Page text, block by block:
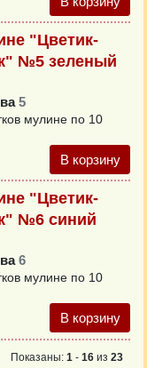
"Цветик-
№5 зеленый
5
мулине по 10
В корзину
"Цветик-
№6 синий
6
мулине по 10
В корзину
Показаны: 1 - 16 из 23